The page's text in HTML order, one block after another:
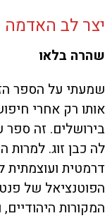
יצר לב האדמה
שהרה בלאו
שמעתי על הספר
אותו רק אחרי
בירושלים. זה
לה כבן זוג.
דרמטית
הפוטנציאל של
המקורות